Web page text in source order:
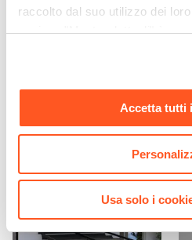
raccolto dal suo utilizzo dei
sezione "Mostra dettagli" è
momento. Per maggiori
nostraCookie Policy.
Accetta tutti
Usa solo i
€